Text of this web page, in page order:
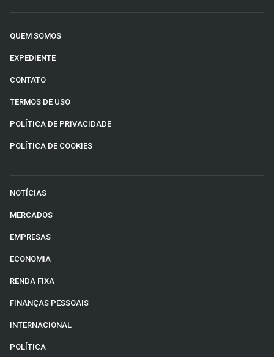
QUEM SOMOS
EXPEDIENTE
CONTATO
TERMOS DE USO
POLÍTICA DE PRIVACIDADE
POLÍTICA DE COOKIES
NOTÍCIAS
MERCADOS
EMPRESAS
ECONOMIA
RENDA FIXA
FINANÇAS PESSOAIS
INTERNACIONAL
POLÍTICA